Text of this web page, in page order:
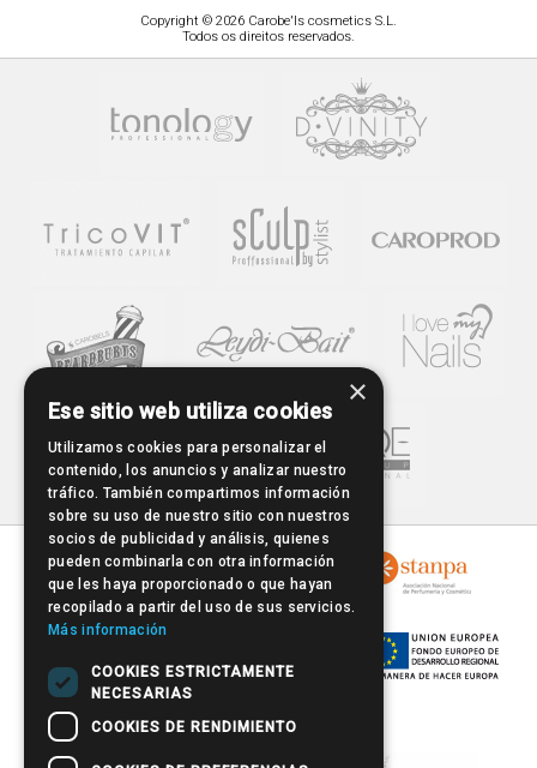
Copyright © 2026 Carobe'ls cosmetics S.L.
Todos os direitos reservados.
×
Ese sitio web utiliza cookies
Utilizamos cookies para personalizar el
contenido, los anuncios y analizar nuestro
tráfico. También compartimos información
sobre su uso de nuestro sitio con nuestros
socios de publicidad y análisis, quienes
pueden combinarla con otra información
que les haya proporcionado o que hayan
recopilado a partir del uso de sus servicios.
Más información
COOKIES ESTRICTAMENTE
NECESARIAS
COOKIES DE RENDIMIENTO